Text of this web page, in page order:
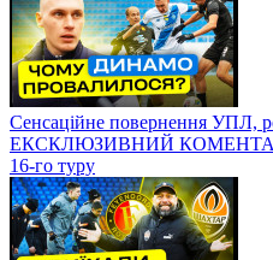
Сенсаційне повернення УПЛ,
ЕКСКЛЮЗИВНИЙ КОМЕНТАР
16-го туру